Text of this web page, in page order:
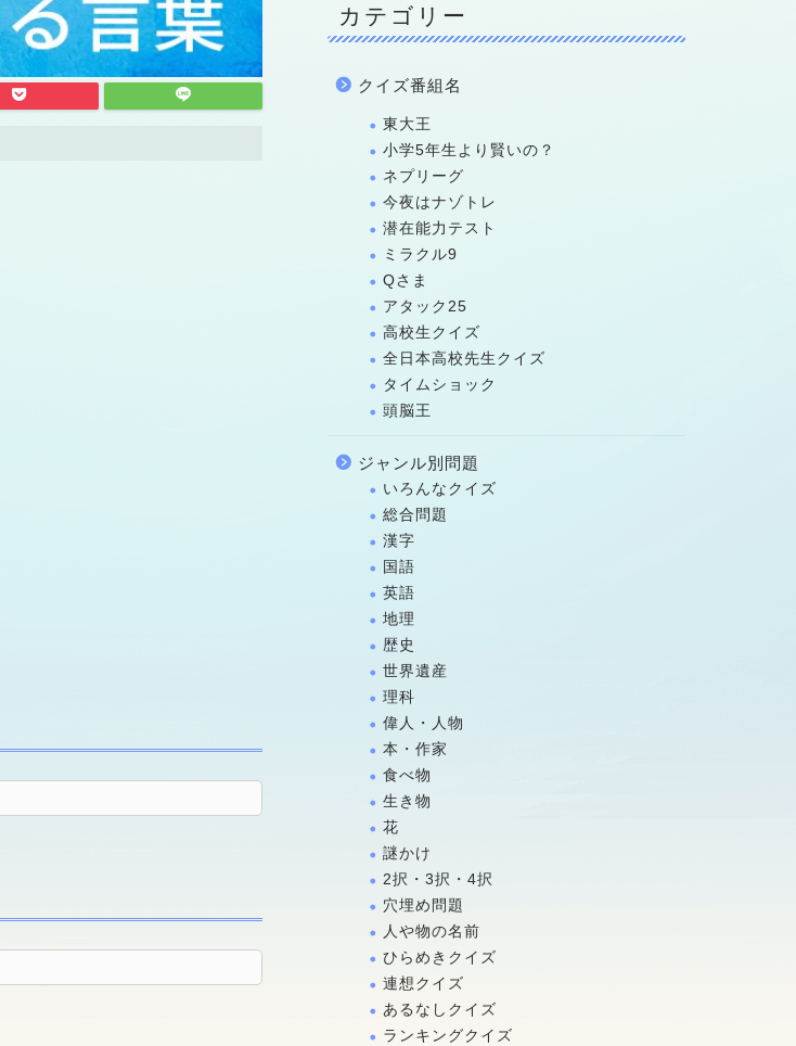
カテゴリー
クイズ番組名
東大王
小学5年生より賢いの？
ネプリーグ
今夜はナゾトレ
潜在能力テスト
ミラクル9
Qさま
アタック25
高校生クイズ
全日本高校先生クイズ
タイムショック
頭脳王
ジャンル別問題
いろんなクイズ
総合問題
漢字
国語
英語
地理
歴史
世界遺産
理科
偉人・人物
本・作家
食べ物
生き物
花
謎かけ
2択・3択・4択
穴埋め問題
人や物の名前
ひらめきクイズ
連想クイズ
あるなしクイズ
ランキングクイズ